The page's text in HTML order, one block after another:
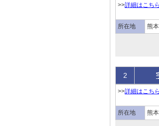
>>詳細はこちら
所在地 熊
2
>>詳細はこちら
所在地 熊